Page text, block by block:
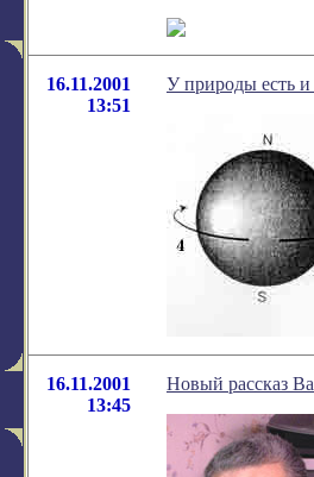
16.11.2001
13:51
У природы есть и
16.11.2001
13:45
Новый рассказ